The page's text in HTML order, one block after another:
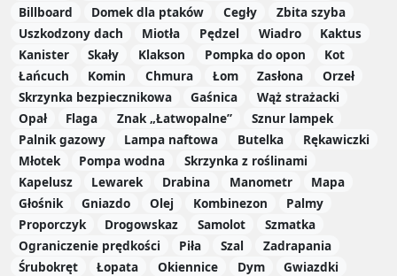
Billboard
Domek dla ptaków Cegły
Zbita szyba
Uszkodzony dach
Miotła Pędzel Wiadro
Kaktus
Kanister
Skały Klakson Pompka do opon
Kot
Łańcuch
Komin Chmura Łom Zasłona
Orzeł
Skrzynka bezpiecznikowa
Gaśnica
Wąż strażacki
Opał
Flaga Znak „Łatwopalne”
Sznur lampek
Palnik gazowy
Lampa naftowa Butelka
Rękawiczki
Młotek
Pompa wodna
Skrzynka z roślinami
Kapelusz
Lewarek Drabina Manometr
Mapa
Głośnik
Gniazdo Olej Kombinezon
Palmy
Proporczyk
Drogowskaz Samolot
Szmatka
Ograniczenie prędkości
Piła Szal
Zadrapania
Śrubokręt
Łopata Okiennice Dym
Gwiazdki